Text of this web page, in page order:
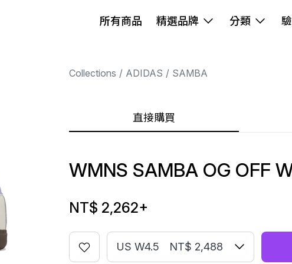
所有商品 精選品牌 分類
Collections ADIDAS SAMBA
直接購買
WMNS SAMBA OG OFF
NT$ 2,262+
US W4.5 NT$ 2,488